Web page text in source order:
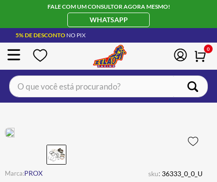
FALE COM UM CONSULTOR AGORA MESMO!
WHATSAPP
5% DE DESCONTO NO PIX
0
O que você está procurando?
PROX sku: 36333_0_0_U
JAQUETA
4º ÓCULOS SOLAR